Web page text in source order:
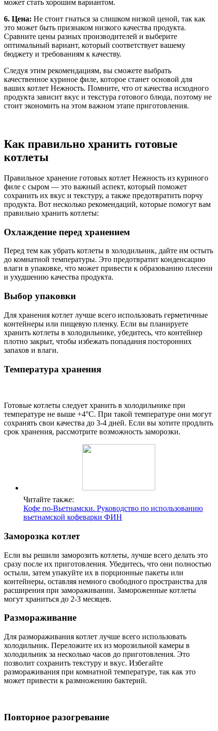
может стать хорошим вариантом.
6. Цена: Не стоит гнаться за слишком низкой ценой, так как
это может быть признаком низкого качества продукта.
Сравните цены разных производителей и выберите
оптимальный вариант, который соответствует вашему
бюджету и требованиям к качеству.
Следуя этим рекомендациям, вы сможете выбрать
качественное куриное филе, которое станет основой для
ваших котлет Нежность. Помните, что от качества исходного
продукта зависит вкус и текстура готового блюда, поэтому не
стоит экономить на этом важном этапе приготовления.
Как правильно хранить готовые
котлеты
Правильное хранение готовых котлет Нежность из куриного
филе с сыром — это важный аспект, который поможет
сохранить их вкус и текстуру, а также предотвратить порчу
продукта. Вот несколько рекомендаций, которые помогут вам
правильно хранить котлеты:
Охлаждение перед хранением
Перед тем как убрать котлеты в холодильник, дайте им остыть
до комнатной температуры. Это предотвратит конденсацию
влаги в упаковке, что может привести к образованию плесени
и ухудшению качества продукта.
Выбор упаковки
Для хранения котлет лучше всего использовать герметичные
контейнеры или пищевую пленку. Если вы планируете
хранить котлеты в холодильнике, убедитесь, что контейнер
плотно закрыт, чтобы избежать попадания посторонних
запахов и влаги.
Температура хранения
Готовые котлеты следует хранить в холодильнике при
температуре не выше +4°C. При такой температуре они могут
сохранять свои качества до 3-4 дней. Если вы хотите продлить
срок хранения, рассмотрите возможность заморозки.
Читайте также:
Кофе по-Вьетнамски. Руководство по использованию
вьетнамской кофеварки ФИН
Заморозка котлет
Если вы решили заморозить котлеты, лучше всего делать это
сразу после их приготовления. Убедитесь, что они полностью
остыли, затем упакуйте их в порционные пакеты или
контейнеры, оставляя немного свободного пространства для
расширения при замораживании. Замороженные котлеты
могут храниться до 2-3 месяцев.
Размораживание
Для размораживания котлет лучше всего использовать
холодильник. Переложите их из морозильной камеры в
холодильник за несколько часов до приготовления. Это
позволит сохранить текстуру и вкус. Избегайте
размораживания при комнатной температуре, так как это
может привести к размножению бактерий.
Повторное разогревание